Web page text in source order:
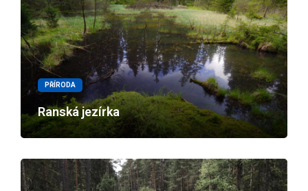
PŘÍRODA
Ranská jezírka